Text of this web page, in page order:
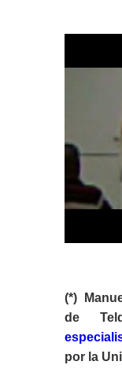
(*)
de
por la